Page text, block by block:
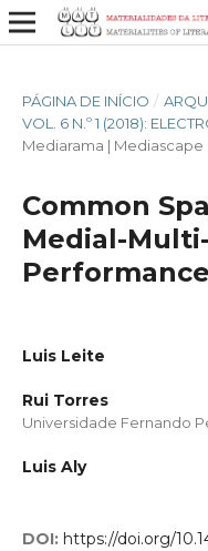
PÁGINA DE INÍCIO /
VOL. 6 N.º 1 (2018):
Mediarama | Mediascape
Common
Medial-
Luis Leite
Rui Torres
Universidade Fernando
Luis Aly
DOI: https://doi.org/